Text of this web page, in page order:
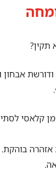
תקין?
אבחון
קלאסי
בוהקת.